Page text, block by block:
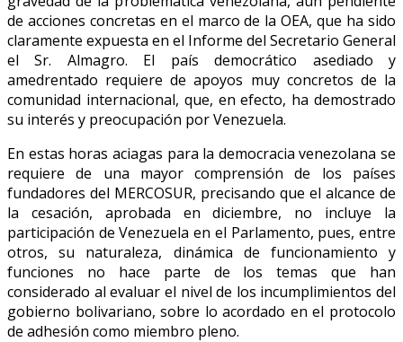
de acciones concretas en el marco de la OEA, que ha sido
claramente expuesta en el Informe del Secretario General
el Sr. Almagro. El país democrático asediado y
amedrentado requiere de apoyos muy concretos de la
comunidad internacional, que, en efecto, ha demostrado
su interés y preocupación por Venezuela.
En estas horas aciagas para la democracia venezolana se
requiere de una mayor comprensión de los países
fundadores del MERCOSUR, precisando que el alcance de
la cesación, aprobada en diciembre, no incluye la
participación de Venezuela en el Parlamento, pues, entre
otros, su naturaleza, dinámica de funcionamiento y
funciones no hace parte de los temas que han
considerado al evaluar el nivel de los incumplimientos del
gobierno bolivariano, sobre lo acordado en el protocolo
de adhesión como miembro pleno.